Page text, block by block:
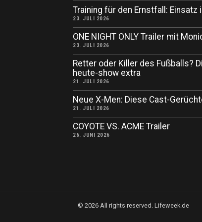
Training für den Ernstfall: Einsatz
23. JULI 2026
ONE NIGHT ONLY Trailer mit
23. JULI 2026
Retter oder Killer des Fußballs?
heute-show extra
21. JULI 2026
Neue X-Men: Diese Cast-
21. JULI 2026
COYOTE VS. ACME Trailer
26. JUNI 2026
© 2026 All rights reserved. Lifeweek.de